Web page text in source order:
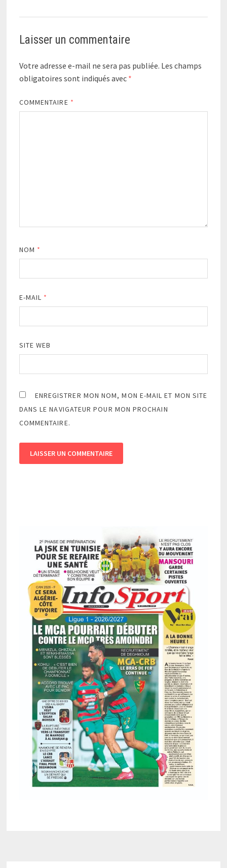
Laisser un commentaire
Votre adresse e-mail ne sera pas publiée. Les champs
obligatoires sont indiqués avec *
COMMENTAIRE *
NOM *
E-MAIL *
SITE WEB
ENREGISTRER MON NOM, MON E-MAIL ET MON SITE
DANS LE NAVIGATEUR POUR MON PROCHAIN
COMMENTAIRE.